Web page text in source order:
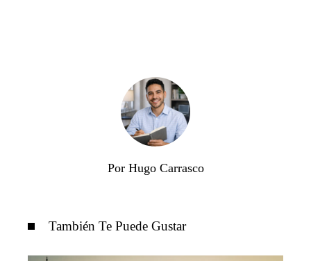
Por Hugo Carrasco
También Te Puede Gustar